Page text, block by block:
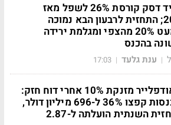
טרייד דסק קורסת 26% לשפל מאז
2018; התחזית לרבעון הבא נמוכה
בכמעט 20% מהצפי ומגלמת ירידה
בהכנס
| ענת גלעד |
17:03
קלאודפלייר מזנקת 10% אחרי דוח חזק:
ההכנסות קפצו 36% ל-696 מיליון דולר,
השנתית הועלתה ל-2.87